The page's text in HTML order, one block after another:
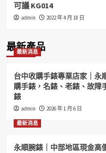
可議 KG014
admin 2022 年 4 月 18 日
最新產品
最新消息
台中收購手錶專業店家｜永
購手錶，名錶、老錶、故障
錶
admin 2026 年 1 月 6 日
最新消息
永順腕錶｜中部地區現金高